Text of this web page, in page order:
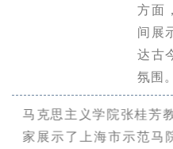
方面
间展
达古
氛围。
马克思主义学院张桂芳
家展示了上海市示范